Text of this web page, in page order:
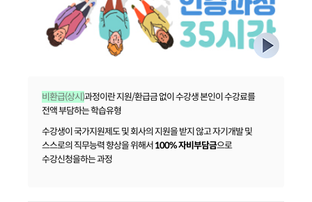
비환급(상시)과정이란 지원/환급금 없이 수강생 본인이 수강료를
전액 부담하는 학습유형
수강생이 국가지원제도 및 회사의 지원을 받지 않고 자기개발 및
스스로의 직무능력 향상을 위해서 100% 자비부담금으로
수강신청을하는 과정